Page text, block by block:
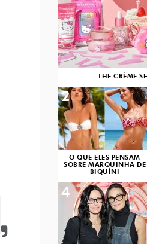
THE CRÈME
O QUE ELES PENSAM
SOBRE MARQUINHA DE
BIQUÍNI
2
4